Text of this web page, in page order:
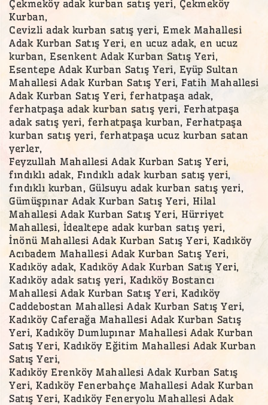
Çekmeköy adak kurban satış yeri, Çekmeköy
Kurban,
Cevizli adak kurban satış yeri, Emek Mahallesi
Adak Kurban Satış Yeri, en ucuz adak, en ucuz
kurban, Esenkent Adak Kurban Satış Yeri,
Esentepe Adak Kurban Satış Yeri, Eyüp Sultan
Mahallesi Adak Kurban Satış Yeri, Fatih Mahallesi
Adak Kurban Satış Yeri, ferhatpaşa adak,
ferhatpaşa adak kurban satış yeri, Ferhatpaşa
adak satış yeri, ferhatpaşa kurban, Ferhatpaşa
kurban satış yeri, ferhatpaşa ucuz kurban satan
yerler,
Feyzullah Mahallesi Adak Kurban Satış Yeri,
fındıklı adak, Fındıklı adak kurban satış yeri,
fındıklı kurban, Gülsuyu adak kurban satış yeri,
Gümüşpınar Adak Kurban Satış Yeri, Hilal
Mahallesi Adak Kurban Satış Yeri, Hürriyet
Mahallesi, İdealtepe adak kurban satış yeri,
İnönü Mahallesi Adak Kurban Satış Yeri, Kadıköy
Acıbadem Mahallesi Adak Kurban Satış Yeri,
Kadıköy adak, Kadıköy Adak Kurban Satış Yeri,
Kadıköy adak satış yeri, Kadıköy Bostancı
Mahallesi Adak Kurban Satış Yeri, Kadıköy
Caddebostan Mahallesi Adak Kurban Satış Yeri,
Kadıköy Caferağa Mahallesi Adak Kurban Satış
Yeri, Kadıköy Dumlupınar Mahallesi Adak Kurban
Satış Yeri, Kadıköy Eğitim Mahallesi Adak Kurban
Satış Yeri,
Kadıköy Erenköy Mahallesi Adak Kurban Satış
Yeri, Kadıköy Fenerbahçe Mahallesi Adak Kurban
Satış Yeri, Kadıköy Feneryolu Mahallesi Adak